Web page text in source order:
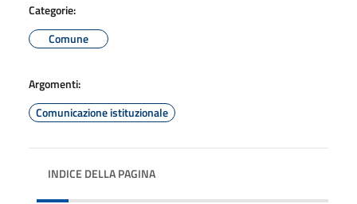
Categorie:
Comune
Argomenti:
Comunicazione istituzionale
INDICE DELLA PAGINA